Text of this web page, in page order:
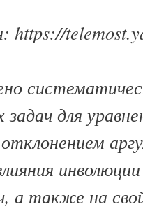
https://
задач для
а также на